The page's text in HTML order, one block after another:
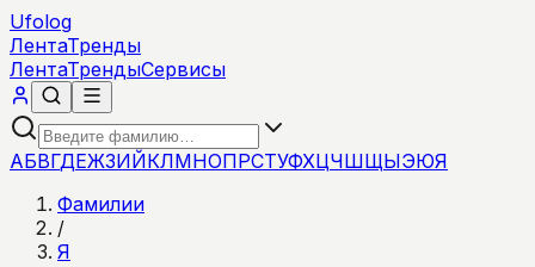
Ufolog
ЛентаТренды
ЛентаТрендыСервисы
АБВГДЕЖЗИЙКЛМНОПРСТУФХЦЧШЩЫЭЮЯ
Фамилии
/
Я